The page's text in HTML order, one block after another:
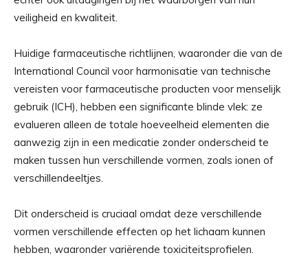
veiligheid en kwaliteit.
Huidige farmaceutische richtlijnen, waaronder die van de
International Council voor harmonisatie van technische
vereisten voor farmaceutische producten voor menselijk
gebruik (ICH), hebben een significante blinde vlek: ze
evalueren alleen de totale hoeveelheid elementen die
aanwezig zijn in een medicatie zonder onderscheid te
maken tussen hun verschillende vormen, zoals ionen of
verschillendeeltjes.
Dit onderscheid is cruciaal omdat deze verschillende
vormen verschillende effecten op het lichaam kunnen
hebben, waaronder variërende toxiciteitsprofielen.